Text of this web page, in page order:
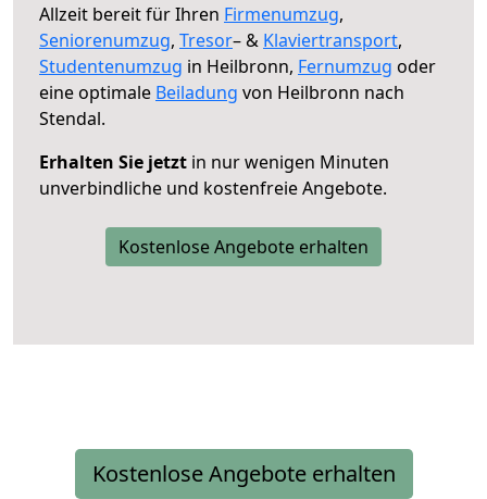
Allzeit bereit für Ihren Firmenumzug,
Seniorenumzug, Tresor– & Klaviertransport,
Studentenumzug in Heilbronn, Fernumzug oder
eine optimale Beiladung von Heilbronn nach
Stendal.
Erhalten Sie jetzt in nur wenigen Minuten
unverbindliche und kostenfreie Angebote.
Kostenlose Angebote erhalten
Kostenlose Angebote erhalten